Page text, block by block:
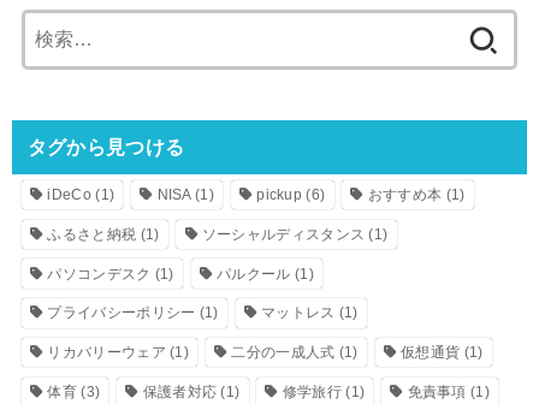
索:
タグから見つける
iDeCo (1) NISA(1) pickup (6) おすすめ本 (1)
ふるさと納税 (1) ソーシャルディスタンス (1)
パソコンデスク (1) パルクール (1)
プライバシーポリシー (1) マットレス (1)
リカバリーウェア (1) 二分の一成人式 (1) 仮想通貨 (1)
体育 (3) 保護者対応 (1) 修学旅行(1) 免責事項 (1)